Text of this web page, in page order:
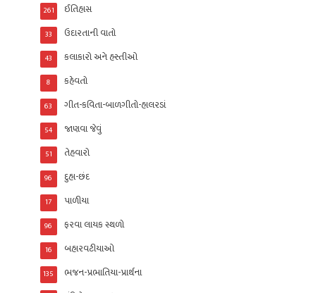
ઈતિહાસ
261
ઉદારતાની વાતો
33
કલાકારો અને હસ્તીઓ
43
કહેવતો
8
ગીત-કવિતા-બાળગીતો-હાલરડાં
63
જાણવા જેવું
54
તેહવારો
51
દુહા-છંદ
96
પાળીયા
17
ફરવા લાયક સ્થળો
96
બહારવટીયાઓ
16
ભજન-પ્રભાતિયા-પ્રાર્થના
135